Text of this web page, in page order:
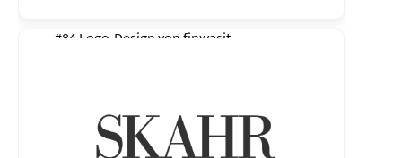
#84 Logo-Design von finwasit